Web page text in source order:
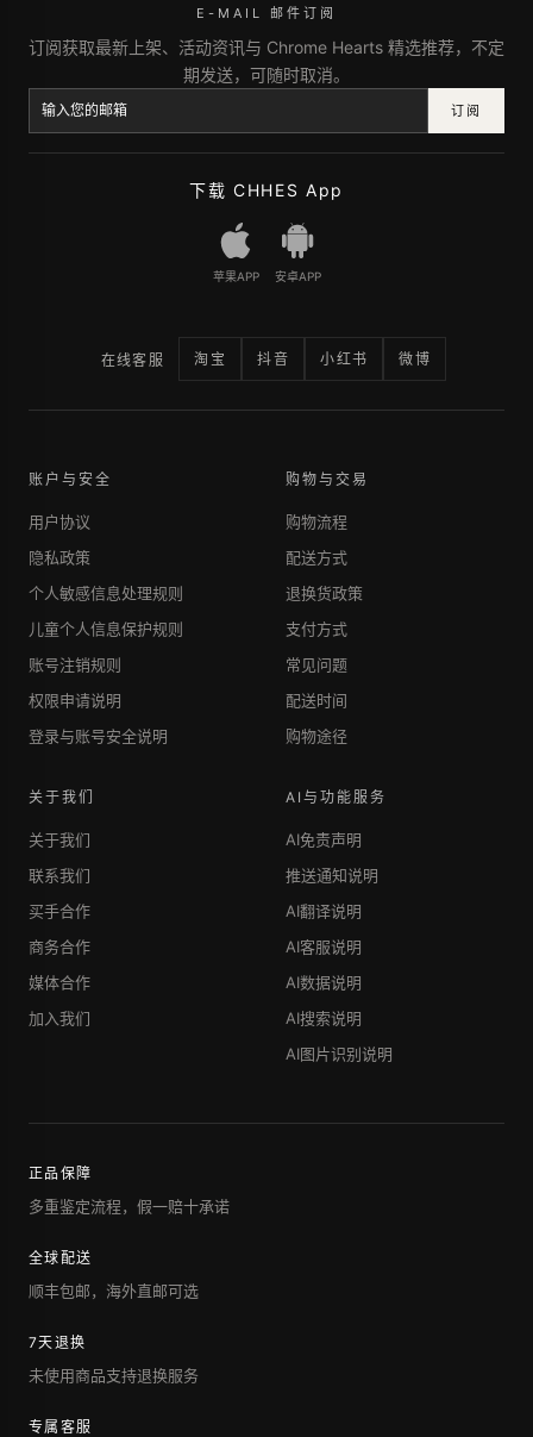
E-MAIL 邮件订阅
订阅获取最新上架、活动资讯与 Chrome Hearts 精选推荐，不定
期发送，可随时取消。
订阅
下载 CHHES App
苹果APP 安卓APP
在线客服 淘宝 抖音 小红书 微博
账户与安全
用户协议
隐私政策
个人敏感信息处理规则
儿童个人信息保护规则
账号注销规则
权限申请说明
登录与账号安全说明
购物与交易
购物流程
配送方式
退换货政策
支付方式
常见问题
配送时间
购物途径
关于我们
关于我们
联系我们
买手合作
商务合作
媒体合作
加入我们
AI与功能服务
AI免责声明
推送通知说明
AI翻译说明
AI客服说明
AI数据说明
AI搜索说明
AI图片识别说明
正品保障
多重鉴定流程，假一赔十承诺
全球配送
顺丰包邮，海外直邮可选
7天退换
未使用商品支持退换服务
专属客服